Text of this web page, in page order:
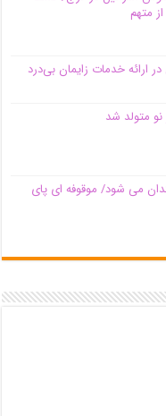
متهم
متولد شد
می شود/ موقوفه ای پای